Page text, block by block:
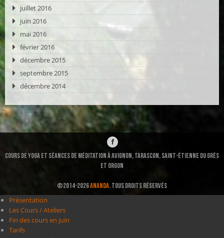
juillet 2016
juin 2016
mai 2016
février 2016
décembre 2015
septembre 2015
décembre 2014
Cours de Yoga et séances de méditation à Avignon, Tarascon, Saint-ÉTIENNE DU GRÈS
et ORGON
©2014-2026ANANDA. TOUS DROITS RÉSERVÉS
Présentation
Les Cours / Ateliers
Fin des cours en juin
Tarifs